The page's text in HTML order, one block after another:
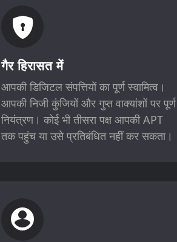
गैर हिरासत में
आपकी डिजिटल संपत्तियों का पूर्ण स्वामित्व।
आपकी निजी कुंजियों और गुप्त वाक्यांशों पर पूर्ण
नियंत्रण। कोई भी तीसरा पक्ष आपकी APT
तक पहुंच या उसे प्रतिबंधित नहीं कर सकता।